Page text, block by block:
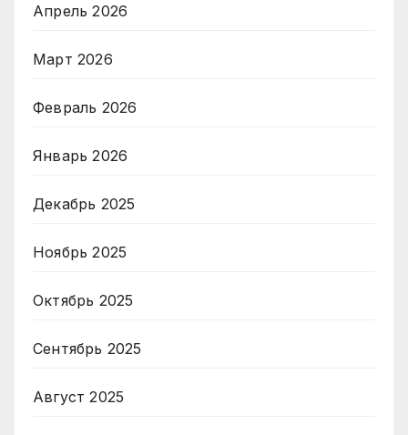
Апрель 2026
Март 2026
Февраль 2026
Январь 2026
Декабрь 2025
Ноябрь 2025
Октябрь 2025
Сентябрь 2025
Август 2025